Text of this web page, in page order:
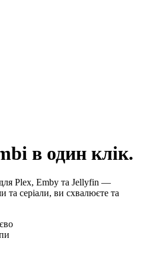
в один клік.
Plex, Emby та Jellyfin —
та серіали, ви схвалюєте та